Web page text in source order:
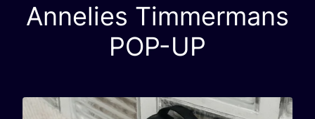
Annelies Timmermans
POP-UP